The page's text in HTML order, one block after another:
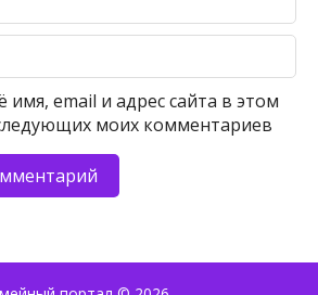
имя, email и адрес сайта в этом
моих комментариев